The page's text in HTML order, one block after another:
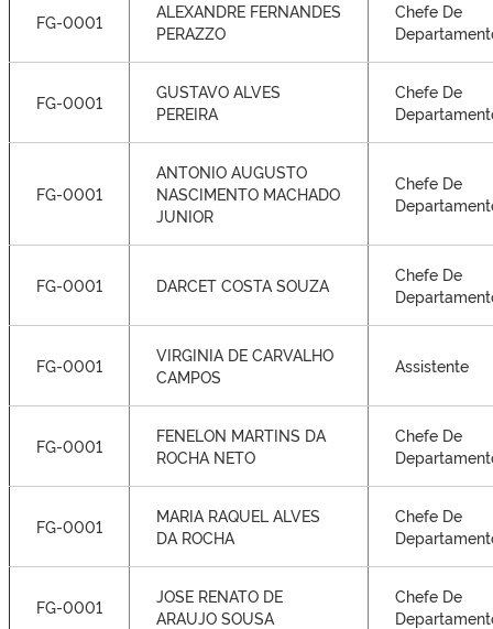
FG-0001
ALEXANDRE FERNANDES
PERAZZO
Chefe De
FG-0001
GUSTAVO ALVES
PEREIRA
Chefe De
FG-0001
ANTONIO AUGUSTO
NASCIMENTO MACHADO
JUNIOR
Chefe De
FG-0001 DARCET COSTA SOUZA
Chefe De
FG-0001
VIRGINIA DE CARVALHO
CAMPOS
Assistente
FG-0001
FENELON MARTINS DA
ROCHA NETO
Chefe De
FG-0001
MARIA RAQUEL ALVES
DA ROCHA
Chefe De
FG-0001
JOSE RENATO DE
ARAUJO SOUSA
Chefe De